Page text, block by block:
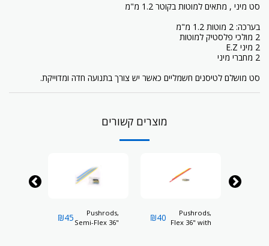
סט מיני , מתאים למוטות בקוטר 1.2 מ"מ
בערכה: 2 מוטות 1.2 מ"מ
2 מולכי פלסטיק למוטות
2 מיני E.Z
2 מחברי מיני
סט מושלם לטיסנים חשמליים כאשר יש צורך בתנועה חדה ומדוייקת.
מוצרים קשורים
Pushrods,
Flex 36" with
₪40
Pushrods,
Semi-Flex 36"
₪45